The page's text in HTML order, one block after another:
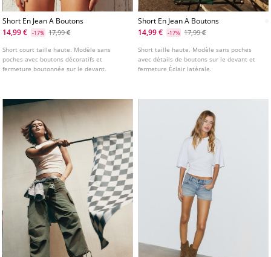
Short En Jean A Boutons
14,99 €
-17% 17,99 €
Short court taille haute. Modèle sans
poches avec boutons décoratifs et
fermeture boutonnée sur le devant.
Short En Jean A Boutons
14,99 €
-17% 17,99 €
Short taille haute. Modèle sans poches
avec détails de boutons sur le devant et
fermeture Éclair latérale.